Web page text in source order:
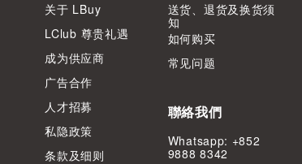
关于 LBuy
LClub 尊贵礼遇
成为供应商
广告合作
人才招募
私隐政策
条款及细则
送货、退货及换货须
知
如何购买
常见问题
聯絡我們
Whatsapp: +852
9888 8342